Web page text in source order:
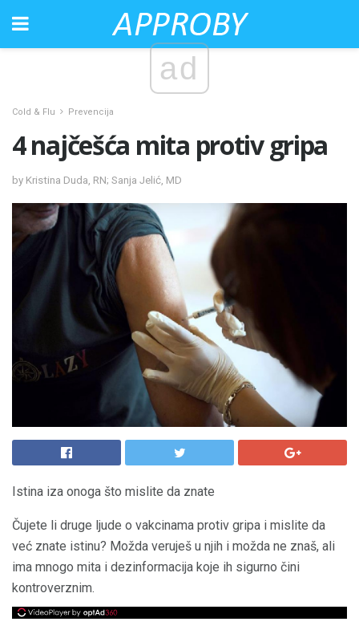
ad
Cold & Flu Prevencija
4 najčešća mita protiv gripa
by Kristina Duda, RN; Sanja Jelić, MD
Istina iza onoga što mislite da znate
Čujete li druge ljude o vakcinama protiv gripa i mislite da
već znate istinu? Možda veruješ u njih i možda ne znaš, ali
ima mnogo mita i dezinformacija koje ih sigurno čini
kontroverznim.